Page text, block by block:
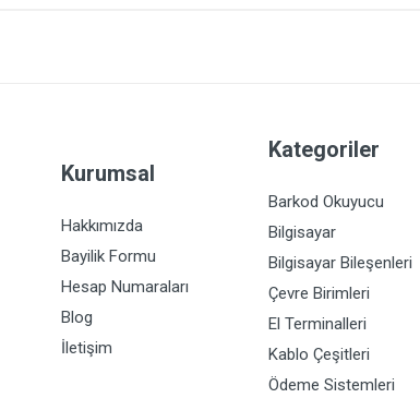
Kurumsal
Hakkımızda
Bayilik Formu
Hesap Numaraları
Blog
İletişim
Kategoriler
Barkod Okuyucu
Bilgisayar
Bilgisayar Bileşenleri
Çevre Birimleri
El Terminalleri
Kablo Çeşitleri
Ödeme Sistemleri